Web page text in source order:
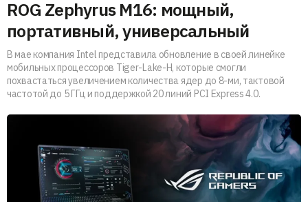
ROG Zephyrus M16: мощный,
портативный, универсальный
В мае компания Intel представила обновление в своей линейке
мобильных процессоров Tiger-Lake-H, которые смогли
похвастаться увеличением количества ядер до 8-ми, тактовой
частотой до 5 ГГц и поддержкой 20 линий PCI Express 4.0.